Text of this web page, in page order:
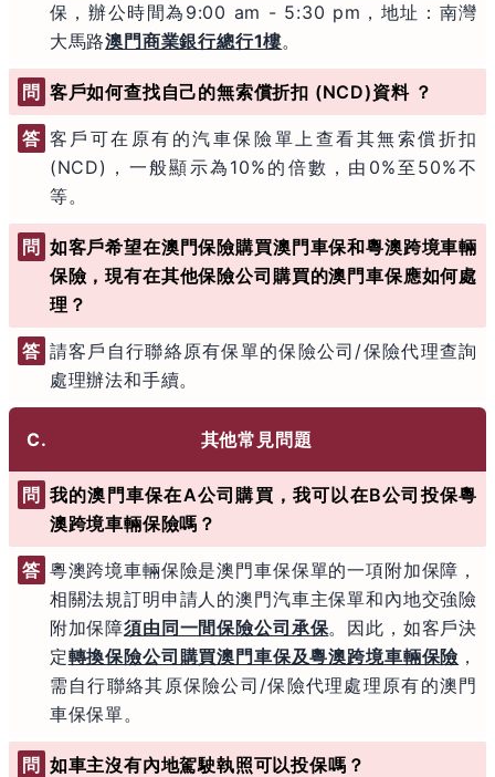
保，辦公時間為9:00 am - 5:30 pm，地址：南灣
大馬路澳門商業銀行總行1樓。
問 客戶如何查找自己的無索償折扣 (NCD)資料 ？
答 客戶可在原有的汽車保險單上查看其無索償折扣
(NCD)，一般顯示為10%的倍數，由0%至50%不
等。
問 如客戶希望在澳門保險購買澳門車保和粵澳跨境車輛
保險，現有在其他保險公司購買的澳門車保應如何處
理？
答 請客戶自行聯絡原有保單的保險公司/保險代理查詢
處理辦法和手續。
C. 其他常見問題
問 我的澳門車保在A公司購買，我可以在B公司投保粵
澳跨境車輛保險嗎？
答 粵澳跨境車輛保險是澳門車保保單的一項附加保障，
相關法規訂明申請人的澳門汽車主保單和內地交強險
附加保障須由同一間保險公司承保。因此，如客戶決
定轉換保險公司購買澳門車保及粵澳跨境車輛保險 ，
需自行聯絡其原保險公司/保險代理處理原有的澳門
車保保單。
問 如車主沒有內地駕駛執照可以投保嗎？